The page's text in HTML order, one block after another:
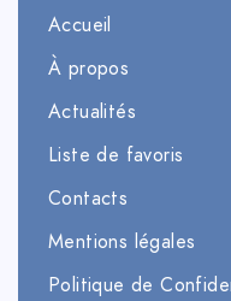
Accueil
À propos
Actualités
Liste de favoris
Contacts
Mentions légales
Politique de